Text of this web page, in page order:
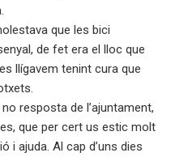
que les bici
de fet era el lloc que
llígavem tenint cura que
resposta de l’ajuntament,
que per cert us estic molt
i ajuda. Al cap d’uns dies